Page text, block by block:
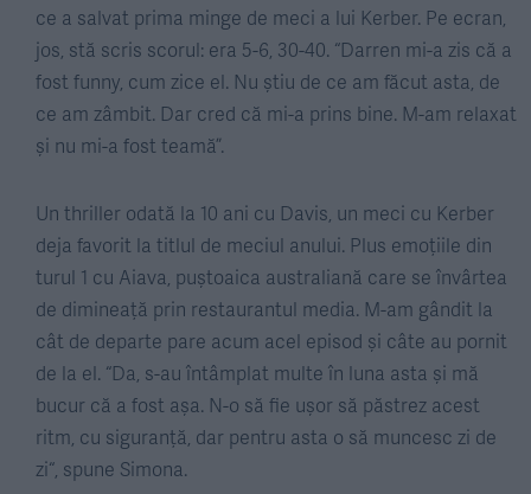
ce a salvat prima minge de meci a lui Kerber. Pe ecran,
jos, stă scris scorul: era 5-6, 30-40. “Darren mi-a zis că a
fost funny, cum zice el. Nu știu de ce am făcut asta, de
ce am zâmbit. Dar cred că mi-a prins bine. M-am relaxat
și nu mi-a fost teamă”.
Un thriller odată la 10 ani cu Davis, un meci cu Kerber
deja favorit la titlul de meciul anului. Plus emoțiile din
turul 1 cu Aiava, puștoaica australiană care se învârtea
de dimineață prin restaurantul media. M-am gândit la
cât de departe pare acum acel episod și câte au pornit
de la el. “Da, s-au întâmplat multe în luna asta și mă
bucur că a fost așa. N-o să fie ușor să păstrez acest
ritm, cu siguranță, dar pentru asta o să muncesc zi de
zi“, spune Simona.